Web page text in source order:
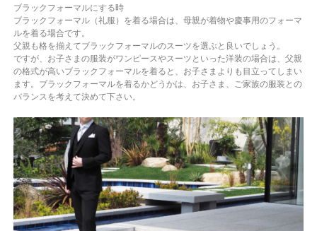
ブラックフォーマルにする時
ブラックフォーマル（礼服）を着る場合は、母親が着物や慶事用のフォーマ
ルを着る場合です。
父親も格を揃えてブラックフォーマルのスーツを選ぶと良いでしょう。
ですが、お子さまの服装がワンピースやスーツといった洋装の場合は、父親
の格式が高いブラックフォーマルを着ると、お子さまよりも目立ってしまい
ます。ブラックフォーマルを着るかどうかは、お子さま、ご家族の服装との
バランスを考えて決めて下さい。